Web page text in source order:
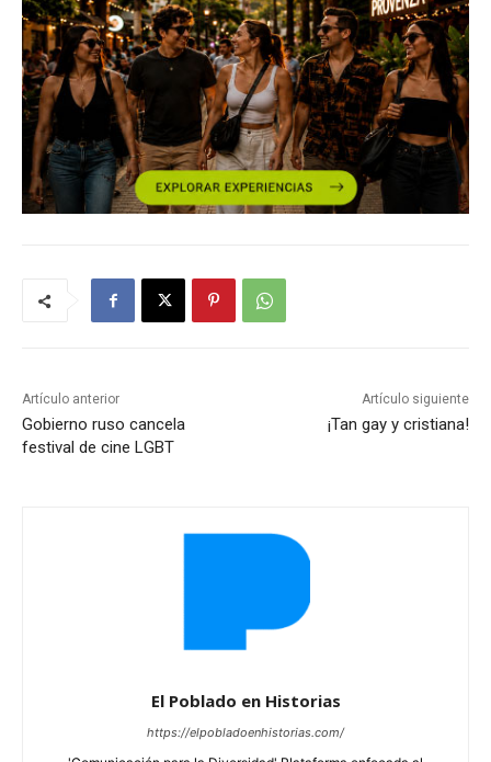
Artículo anterior
Gobierno ruso cancela
festival de cine LGBT
Artículo siguiente
¡Tan gay y cristiana!
El Poblado en Historias
https://elpobladoenhistorias.com/